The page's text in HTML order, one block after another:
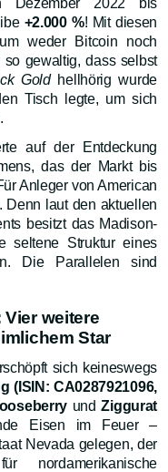
+2.000 %! Mit diesen
weder Bitcoin noch
gewaltig, dass selbst
Goldhellhörig wurde
Tisch legte, um sich
auf der Entdeckung
das der Markt bis
Anleger von American
Denn laut den aktuellen
besitzt das Madison-
seltene Struktur eines
Die Parallelen sind
weitere
Star
sich keineswegs
(ISIN: CA0287921096,
undZiggurat
Eisen im Feuer –
Nevada gelegen, der
nordamerikanische